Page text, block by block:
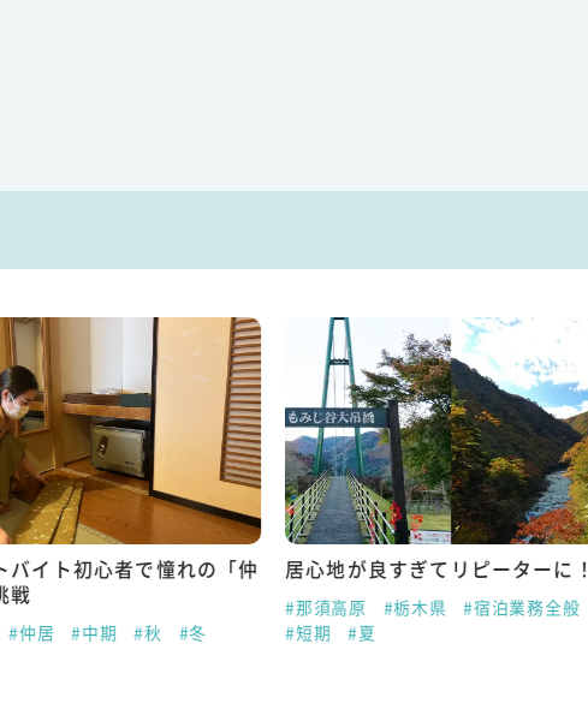
バイト初心者で憧れの「仲
戦
#仲居 #中期 #秋 #冬
居心地が良すぎてリピーターに！
#那須高原 #栃木県
#宿泊業務全般
#短期
#夏